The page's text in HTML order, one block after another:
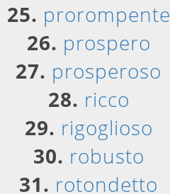
25. prorompente
26. prospero
27. prosperoso
28. ricco
29. rigoglioso
30. robusto
31. rotondetto